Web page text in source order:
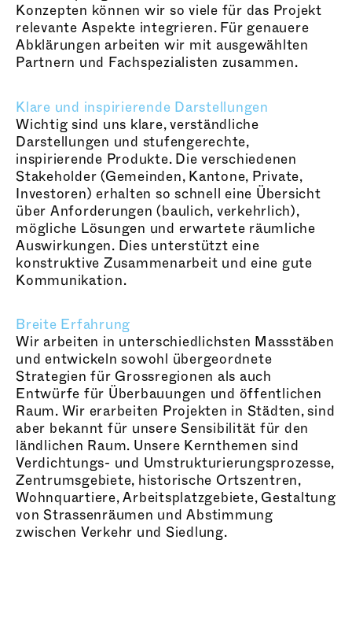
Konzepten können wir so viele für das Projekt
relevante Aspekte integrieren. Für genauere
Abklärungen arbeiten wir mit ausgewählten
Partnern und Fachspezialisten zusammen.
Klare und inspirierende Darstellungen
Wichtig sind uns klare, verständliche
Darstellungen und stufengerechte,
inspirierende Produkte. Die verschiedenen
Stakeholder (Gemeinden, Kantone, Private,
Investoren) erhalten so schnell eine Übersicht
über Anforderungen (baulich, verkehrlich),
mögliche Lösungen und erwartete räumliche
Auswirkungen. Dies unterstützt eine
konstruktive Zusammenarbeit und eine gute
Kommunikation.
Breite Erfahrung
Wir arbeiten in unterschiedlichsten Massstäben
und entwickeln sowohl übergeordnete
Strategien für Grossregionen als auch
Entwürfe für Überbauungen und öffentlichen
Raum. Wir erarbeiten Projekten in Städten, sind
aber bekannt für unsere Sensibilität für den
ländlichen Raum. Unsere Kernthemen sind
Verdichtungs- und Umstrukturierungsprozesse,
Zentrumsgebiete, historische Ortszentren,
Wohnquartiere, Arbeitsplatzgebiete, Gestaltung
von Strassenräumen und Abstimmung
zwischen Verkehr und Siedlung.